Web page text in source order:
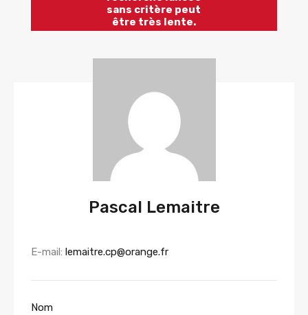
sans critère peut
être très lente.
Pascal Lemaitre
E-mail: lemaitre.cp@orange.fr
Nom